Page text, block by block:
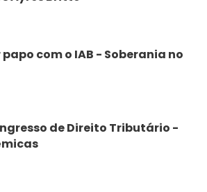
com o IAB - Soberania no
de Direito Tributário -